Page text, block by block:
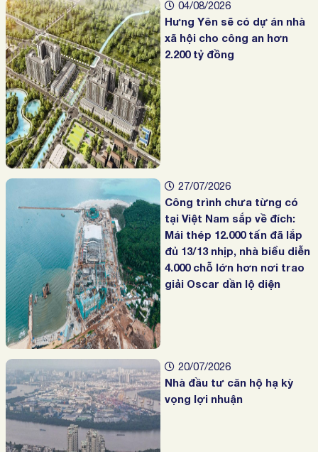
04/08/2026
Hưng Yên sẽ có dự án nhà
xã hội cho công an hơn
2.200 tỷ đồng
27/07/2026
Công trình chưa từng có
tại Việt Nam sắp về đích:
Mái thép 12.000 tấn đã lắp
đủ 13/13 nhịp, nhà biểu diễn
4.000 chỗ lớn hơn nơi trao
giải Oscar dần lộ diện
20/07/2026
Nhà đầu tư căn hộ hạ kỳ
vọng lợi nhuận